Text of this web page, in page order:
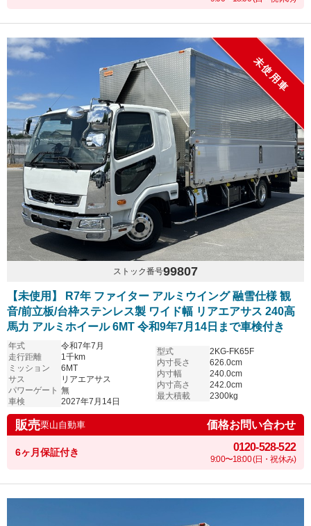
未使用車
ストック番号99807
【未使用】 R7年 ファイター アルミウイング 融雪仕様 観
音/前立板/台枠ステンレス製 ワイド幅 リアエアサス 240高
馬力 アルミホイール 6MT 令和9年7月14日まで車検付き
年式
令和7年7月
走行距離
1千km
ミッション
6MT
サス
リアエアサス
パワーゲート 無
車検
2027年7月14日
型式
2KG-FK65F
内寸長さ
626.0cm
内寸幅
240.0cm
内寸高さ
242.0cm
最大積載
2300kg
販売栗山自動車 価格お問い合わせ
6ヶ月保証付き 0120-528-522
9:00〜18:00 (日・祝休み)